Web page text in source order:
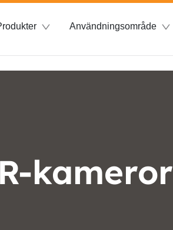
Användningsområde
kameror